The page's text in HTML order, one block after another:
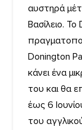
αυστηρά
Βασίλειο.
Donington
κάνει ένα
του και θα
έως 6
του